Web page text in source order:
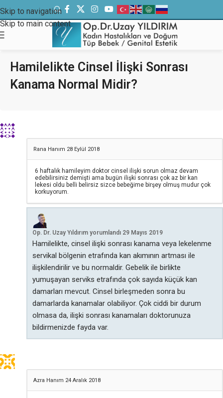
Skip to navigation
Skip to main content
Hamilelikte Cinsel İlişki Sonrası
Kanama Normal Midir?
Rana Hanım 28 Eylül 2018
6 haftalık hamileyim doktor cinsel ilişki sorun olmaz devam
edebilirsiniz demişti ama bugün ilişki sonrası çok az bir kan
lekesi oldu belli belirsiz sizce bebeğime birşey olmuş mudur çok
korkuyorum.
Op. Dr. Uzay Yıldırım yorumlandı 29 Mayıs 2019
Hamilelikte, cinsel ilişki sonrası kanama veya lekelenme
servikal bölgenin etrafında kan akımının artması ile
ilişkilendirilir ve bu normaldir. Gebelik ile birlikte
yumuşayan serviks etrafında çok sayıda küçük kan
damarları mevcut. Cinsel birleşmeden sonra bu
damarlarda kanamalar olabiliyor. Çok ciddi bir durum
olmasa da, ilişki sonrası kanamaları doktorunuza
bildirmenizde fayda var.
Azra Hanım 24 Aralık 2018